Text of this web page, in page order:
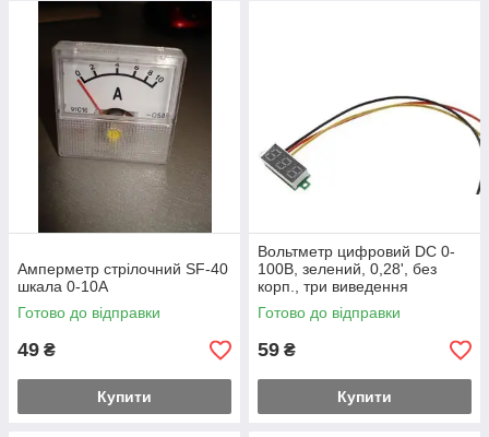
Амперметр стрілочний SF-40
шкала 0-10A
Готово до відправки
49 ₴
Купити
Вольтметр цифровий DC 0-
100В, зелений, 0,28', без
корп., три виведення
Готово до відправки
59 ₴
Купити